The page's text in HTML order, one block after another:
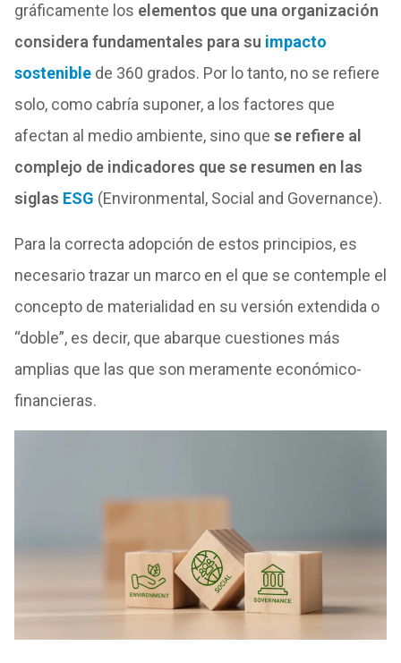
gráficamente los elementos que una organización
considera fundamentales para su impacto
sostenible de 360 grados. Por lo tanto, no se refiere
solo, como cabría suponer, a los factores que
afectan al medio ambiente, sino que se refiere al
complejo de indicadores que se resumen en las
siglas ESG (Environmental, Social and Governance).
Para la correcta adopción de estos principios, es
necesario trazar un marco en el que se contemple el
concepto de materialidad en su versión extendida o
“doble”, es decir, que abarque cuestiones más
amplias que las que son meramente económico-
financieras.